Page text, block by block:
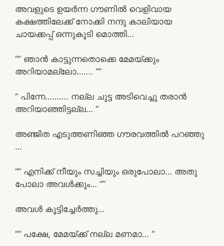
അവളുടെ ഉയർന്ന ഗൗണിൽ വെളിവായ
കക്ഷത്തിലേക്ക് നോക്കി നന്ദു കാലിയായ
ചായക്കപ്പ് ഒന്നുകൂടി മൊത്തി…
“” ഞാൻ കാട്ടുന്നതൊക്കെ മേമയ്ക്കും
അറിയാമല്ലോ……. “”
“ പിന്നേ………. നല്ല ചുട്ട അടിവെച്ചു തരാൻ
അറിയാഞ്ഞിട്ടല്ല… “
അഞ്ജിത എടുത്തണിഞ്ഞ ഗൗരവത്തിൽ പറഞ്ഞു
…
“” എനിക്ക് നീയും സച്ചിയും ഒരുപോലാ… അതു
പോലാ അവൾക്കും… “”
അവൾ കൂട്ടിച്ചേർത്തു…
“” പക്ഷേ, മേമയ്ക്ക് നല്ല മണമാ… “